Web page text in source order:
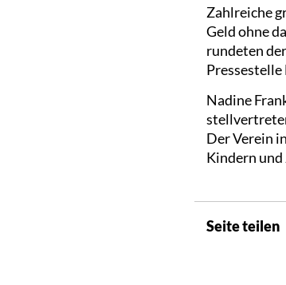
Zahlreiche
Geld ohne
rundeten
Pressestelle
Nadine
Der Verein
Kindern
Seite teilen